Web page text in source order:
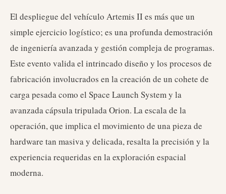
El despliegue del vehículo Artemis II es más que un
simple ejercicio logístico; es una profunda demostración
de ingeniería avanzada y gestión compleja de programas.
Este evento valida el intrincado diseño y los procesos de
fabricación involucrados en la creación de un cohete de
carga pesada como el Space Launch System y la
avanzada cápsula tripulada Orion. La escala de la
operación, que implica el movimiento de una pieza de
hardware tan masiva y delicada, resalta la precisión y la
experiencia requeridas en la exploración espacial
moderna.